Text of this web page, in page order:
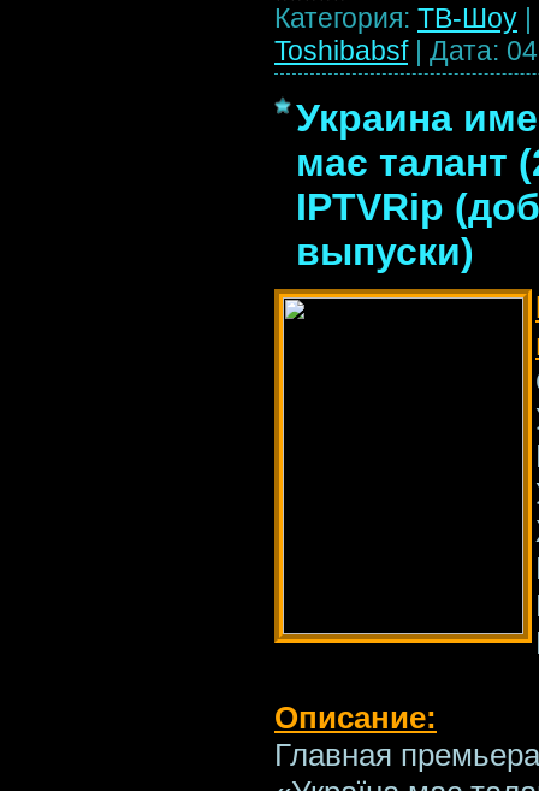
Категория: ТВ-Шоу |
Toshibabsf | Дата:
Украина
має талант
IPTVRip
выпуски)
Описание:
Главная